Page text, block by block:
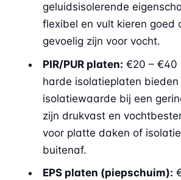
geluidsisolerende
flexibel en vult kieren goed
gevoelig zijn voor vocht.
PIR/PUR platen: €20 – €40
harde isolatieplaten bieden
isolatiewaarde bij een
zijn drukvast en
voor platte daken of
buitenaf.
EPS platen (piepschuim):